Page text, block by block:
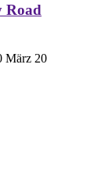
Road
März 20